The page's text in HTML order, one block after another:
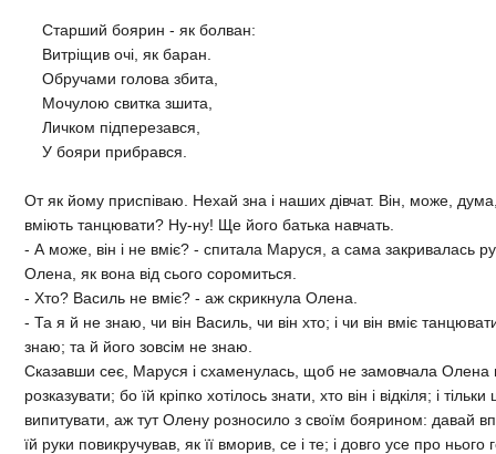
Старший боярин - як болван:
Витрiщив очi, як баран.
Обручами голова збита,
Мочулою свитка зшита,
Личком пiдперезався,
У бояри прибрався.
От як йому приспiваю. Нехай зна i наших дiвчат. Вiн, може,
вмiють танцювати? Ну-ну! Ще його батька навчать.
- А може, вiн i не вмiє? - спитала Маруся, а сама закривалась
Олена, як вона вiд сього соромиться.
- Хто? Василь не вмiє? - аж скрикнула Олена.
- Та я й не знаю, чи вiн Василь, чи вiн хто; i чи вiн вмiє
знаю; та й його зовсiм не знаю.
Сказавши сеє, Маруся i схаменулась, щоб не замовчала Олена
розказувати; бо їй крiпко хотiлось знати, хто вiн i вiдкiля; i
випитувати, аж тут Олену розносило з своїм боярином: давай
їй руки повикручував, як її вморив, се i те; i довго усе про нього